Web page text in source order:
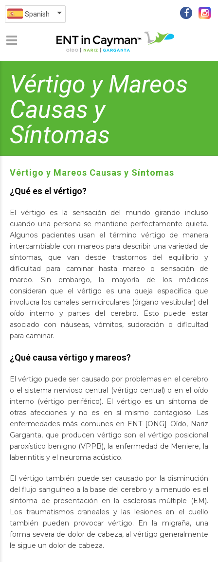
Spanish
Vértigo y Mareos
Causas y
Síntomas
Vértigo y Mareos Causas y Síntomas
¿Qué es el vértigo?
El vértigo es la sensación del mundo girando incluso
cuando una persona se mantiene perfectamente quieta.
Algunos pacientes usan el término vértigo de manera
intercambiable con mareos para describir una variedad de
síntomas, que van desde trastornos del equilibrio y
dificultad para caminar hasta mareo o sensación de
mareo. Sin embargo, la mayoría de los médicos
consideran que el vértigo es una queja específica que
involucra los canales semicirculares (órgano vestibular) del
oído interno y partes del cerebro. Esto puede estar
asociado con náuseas, vómitos, sudoración o dificultad
para caminar.
¿Qué causa vértigo y mareos?
El vértigo puede ser causado por problemas en el cerebro
o el sistema nervioso central (vértigo central) o en el oído
interno (vértigo periférico). El vértigo es un síntoma de
otras afecciones y no es en sí mismo contagioso. Las
enfermedades más comunes en ENT [ONG] Oído, Nariz
Garganta, que producen vértigo son el vértigo posicional
paroxístico benigno (VPPB), la enfermedad de Meniere, la
laberintitis y el neuroma acústico.
El vértigo también puede ser causado por la disminución
del flujo sanguíneo a la base del cerebro y a menudo es el
síntoma de presentación en la esclerosis múltiple (EM).
Los traumatismos craneales y las lesiones en el cuello
también pueden provocar vértigo. En la migraña, una
forma severa de dolor de cabeza, al vértigo generalmente
le sigue un dolor de cabeza.